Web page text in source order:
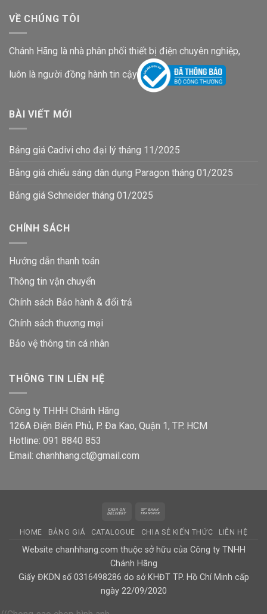
VỀ CHÚNG TÔI
Chánh Hãng là nhà phân phối thiết bị điện chuyên nghiệp,
luôn là người đồng hành tin cậy
BÀI VIẾT MỚI
Bảng giá Cadivi cho đại lý tháng 11/2025
Bảng giá chiếu sáng dân dụng Paragon tháng 01/2025
Bảng giá Schneider tháng 01/2025
CHÍNH SÁCH
Hướng dẫn thanh toán
Thông tin vận chuyển
Chính sách Bảo hành & đổi trả
Chính sách thương mại
Bảo vệ thông tin cá nhân
THÔNG TIN LIÊN HỆ
Công ty THHH Chánh Hãng
126A Điện Biên Phủ, P. Đa Kao, Quận 1, TP. HCM
Hotline: 091 8840 853
Email: chanhhang.ct@gmail.com
Cash
Delivery
HOME BẢNG GIÁ CATALOGUE CHIA SẺ KIẾN THỨC LIÊN HỆ
Website chanhhang.com thuộc sở hữu của Công ty TNHH
Chánh Hãng
Giấy ĐKDN số 0316498286 do sở KHĐT TP. Hồ Chí Minh cấp
ngày 22/09/2020